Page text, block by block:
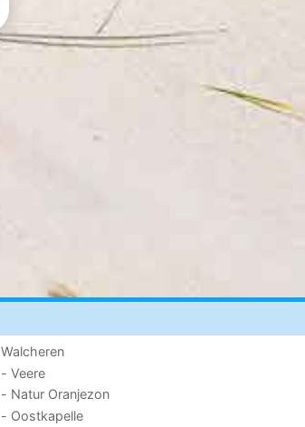
Walcheren
- Veere
- Natur Oranjezon
- Oostkapelle